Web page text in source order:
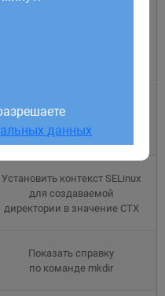
о каждой создаваемой
директории
Установить контекст SELinux
для создаваемой
директории в значение CTX
Показать справку
по команде mkdir
данных
данных